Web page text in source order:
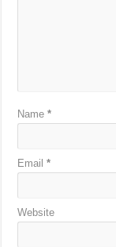
Name*
Email*
Website